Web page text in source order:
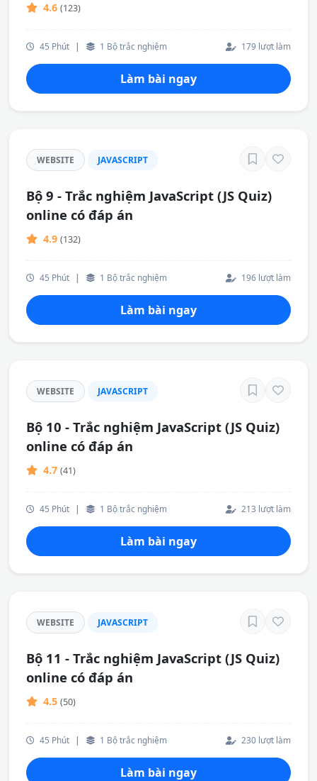
4.6 (123)
45 Phút | 1 Bộ trắc nghiệm 179 lượt làm
Làm bài ngay
WEBSITE JAVASCRIPT
Bộ 9 - Trắc nghiệm JavaScript (JS Quiz)
online có đáp án
4.9 (132)
45 Phút | 1 Bộ trắc nghiệm 196 lượt làm
Làm bài ngay
WEBSITE JAVASCRIPT
Bộ 10 - Trắc nghiệm JavaScript (JS Quiz)
online có đáp án
4.7 (41)
45 Phút | 1 Bộ trắc nghiệm 213 lượt làm
Làm bài ngay
WEBSITE JAVASCRIPT
Bộ 11 - Trắc nghiệm JavaScript (JS Quiz)
online có đáp án
4.5 (50)
45 Phút | 1 Bộ trắc nghiệm 230 lượt làm
Làm bài ngay